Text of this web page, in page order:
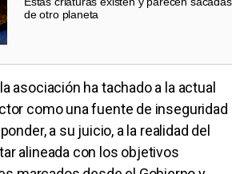
de otro planeta
asociación ha tachado a la actual
como una fuente de inseguridad
a su juicio, a la realidad del
alineada con los objetivos